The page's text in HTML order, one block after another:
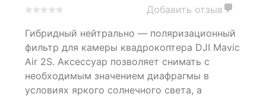
out
of
based
on
customer
ratings
Добавить отзыв
Гибридный нейтрально — поляризационный
фильтр для камеры квадрокоптера DJI Mavic
Air 2S. Аксессуар позволяет снимать с
необходимым значением диафрагмы в
условиях яркого солнечного света, а